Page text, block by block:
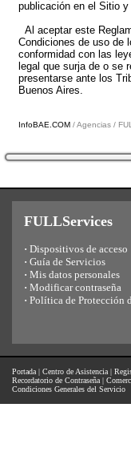
publicación en el Sitio
Al aceptar este
Condiciones de uso de
conformidad con las
legal que surja de o se
presentarse ante los
Buenos Aires.
InfoBAE.COM / Agencias /
FULLServices
· Dispositivos de acceso
· Guía de Servicios
· Mis datos personales
· Modificar contraseña
· Política de Protección
Portada | Centro de Asistencia |
Recordatorio de Contraseña |
Condiciones Generales del Servicio